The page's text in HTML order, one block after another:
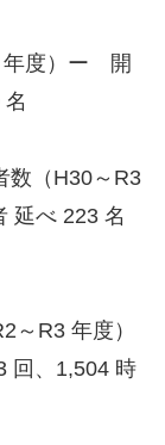
年度）ー 開
数（H30～R3
延べ 223 名
～R3 年度）
回、1,504 時